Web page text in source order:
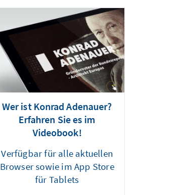
Wer ist Konrad Adenauer?
Erfahren Sie es im
Videobook!
Verfügbar für alle aktuellen
Browser sowie im App Store
für Tablets